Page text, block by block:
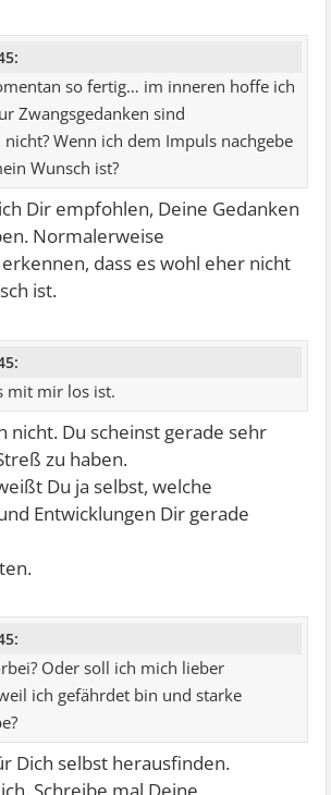
so fertig… im inneren hoffe ich
Zwangsgedanken sind
Wenn ich dem Impuls nachgebe
Wunsch ist?
Dir empfohlen, Deine Gedanken
Normalerweise
dass es wohl eher nicht
ist.
mit mir los ist.
nicht. Du scheinst gerade sehr
zu haben.
Du ja selbst, welche
Entwicklungen Dir gerade
Oder soll ich mich lieber
ich gefährdet bin und starke
Dich selbst herausfinden.